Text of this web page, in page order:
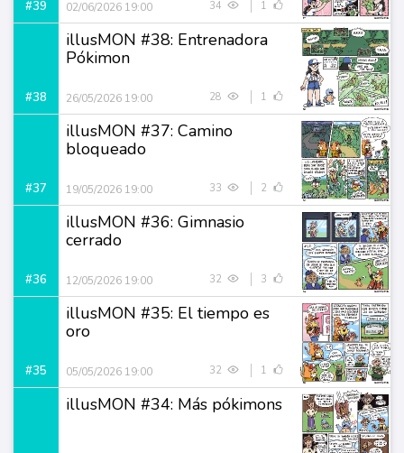
#39 02/06/2026 19:00 34 1
#38
illusMON #38: Entrenadora
Pókimon
26/05/2026 19:00 28 1
#37
illusMON #37: Camino
bloqueado
19/05/2026 19:00 33 2
#36
illusMON #36: Gimnasio
cerrado
12/05/2026 19:00 32 3
#35
illusMON #35: El tiempo es
oro
05/05/2026 19:00 32 1
illusMON #34: Más pókimons